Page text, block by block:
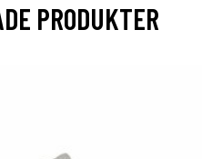
PRODUKTER